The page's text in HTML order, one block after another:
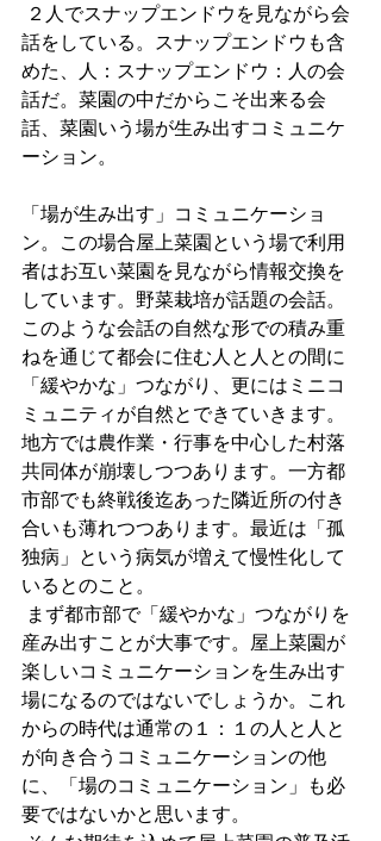
話をしている。スナップエンドウも含
めた、人：スナップエンドウ：人の会
話だ。菜園の中だからこそ出来る会
話、菜園いう場が生み出すコミュニケ
ーション。
「場が生み出す」コミュニケーショ
ン。この場合屋上菜園という場で利用
者はお互い菜園を見ながら情報交換を
しています。野菜栽培が話題の会話。
このような会話の自然な形での積み重
ねを通じて都会に住む人と人との間に
「緩やかな」つながり、更にはミニコ
ミュニティが自然とできていきます。
地方では農作業・行事を中心した村落
共同体が崩壊しつつあります。一方都
市部でも終戦後迄あった隣近所の付き
合いも薄れつつあります。最近は「孤
独病」という病気が増えて慢性化して
いるとのこと。
産み出すことが大事です。屋上菜園が
楽しいコミュニケーションを生み出す
場になるのではないでしょうか。これ
からの時代は通常の１：１の人と人と
が向き合うコミュニケーションの他
に、「場のコミュニケーション」も必
要ではないかと思います。